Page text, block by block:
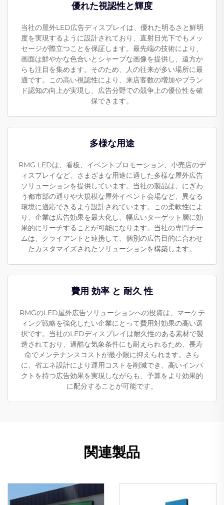
優れた視認性と輝度
当社の屋外LED広告ディスプレイは、優れた明るさと鮮明
度を実現するように設計されており、直射日光下でもメッ
セージが際立つことを保証します。最先端の技術により、
画面は鮮やかな色合いとシャープな画像を提供し、遠方か
らも注目を集めます。そのため、人の往来が多い場所に最
適です。この高い視認性により、来店客数の増加やブラン
ド認知の向上が実現し、広告分野での競争上の優位性を確
保できます。
多様な用途
RMG LEDは、看板、イベントプロモーション、小売店のデ
ィスプレイなど、さまざまな用途に適した多様な屋外広告
ソリューションを提供しています。当社の製品は、にぎわ
う都市部の通りや大規模な屋外イベント会場など、異なる
環境に適応できるよう設計されています。この柔軟性によ
り、企業は広告効果を最大化し、幅広いターゲット層に効
果的にリーチすることが可能になります。当社の専門チー
ムは、クライアントと連携して、個別の広告目的に合わせ
たカスタマイズされたソリューションを構築します。
費用 効率 と 耐久 性
RMGのLED屋外広告ソリューションへの投資は、マーケテ
ィング戦略を強化したい企業にとって費用対効果の高い選
択です。当社のLEDディスプレイは耐久性のある素材で製
造されており、過酷な気象条件にも耐えられるため、長寿
命でメンテナンスコストが最小限に抑えられます。さら
に、省エネ設計により運用コストを削減でき、高いインパ
クトを持つ広告効果を実現しながらも、予算をより効果的
に配分することが可能です。
関連製品